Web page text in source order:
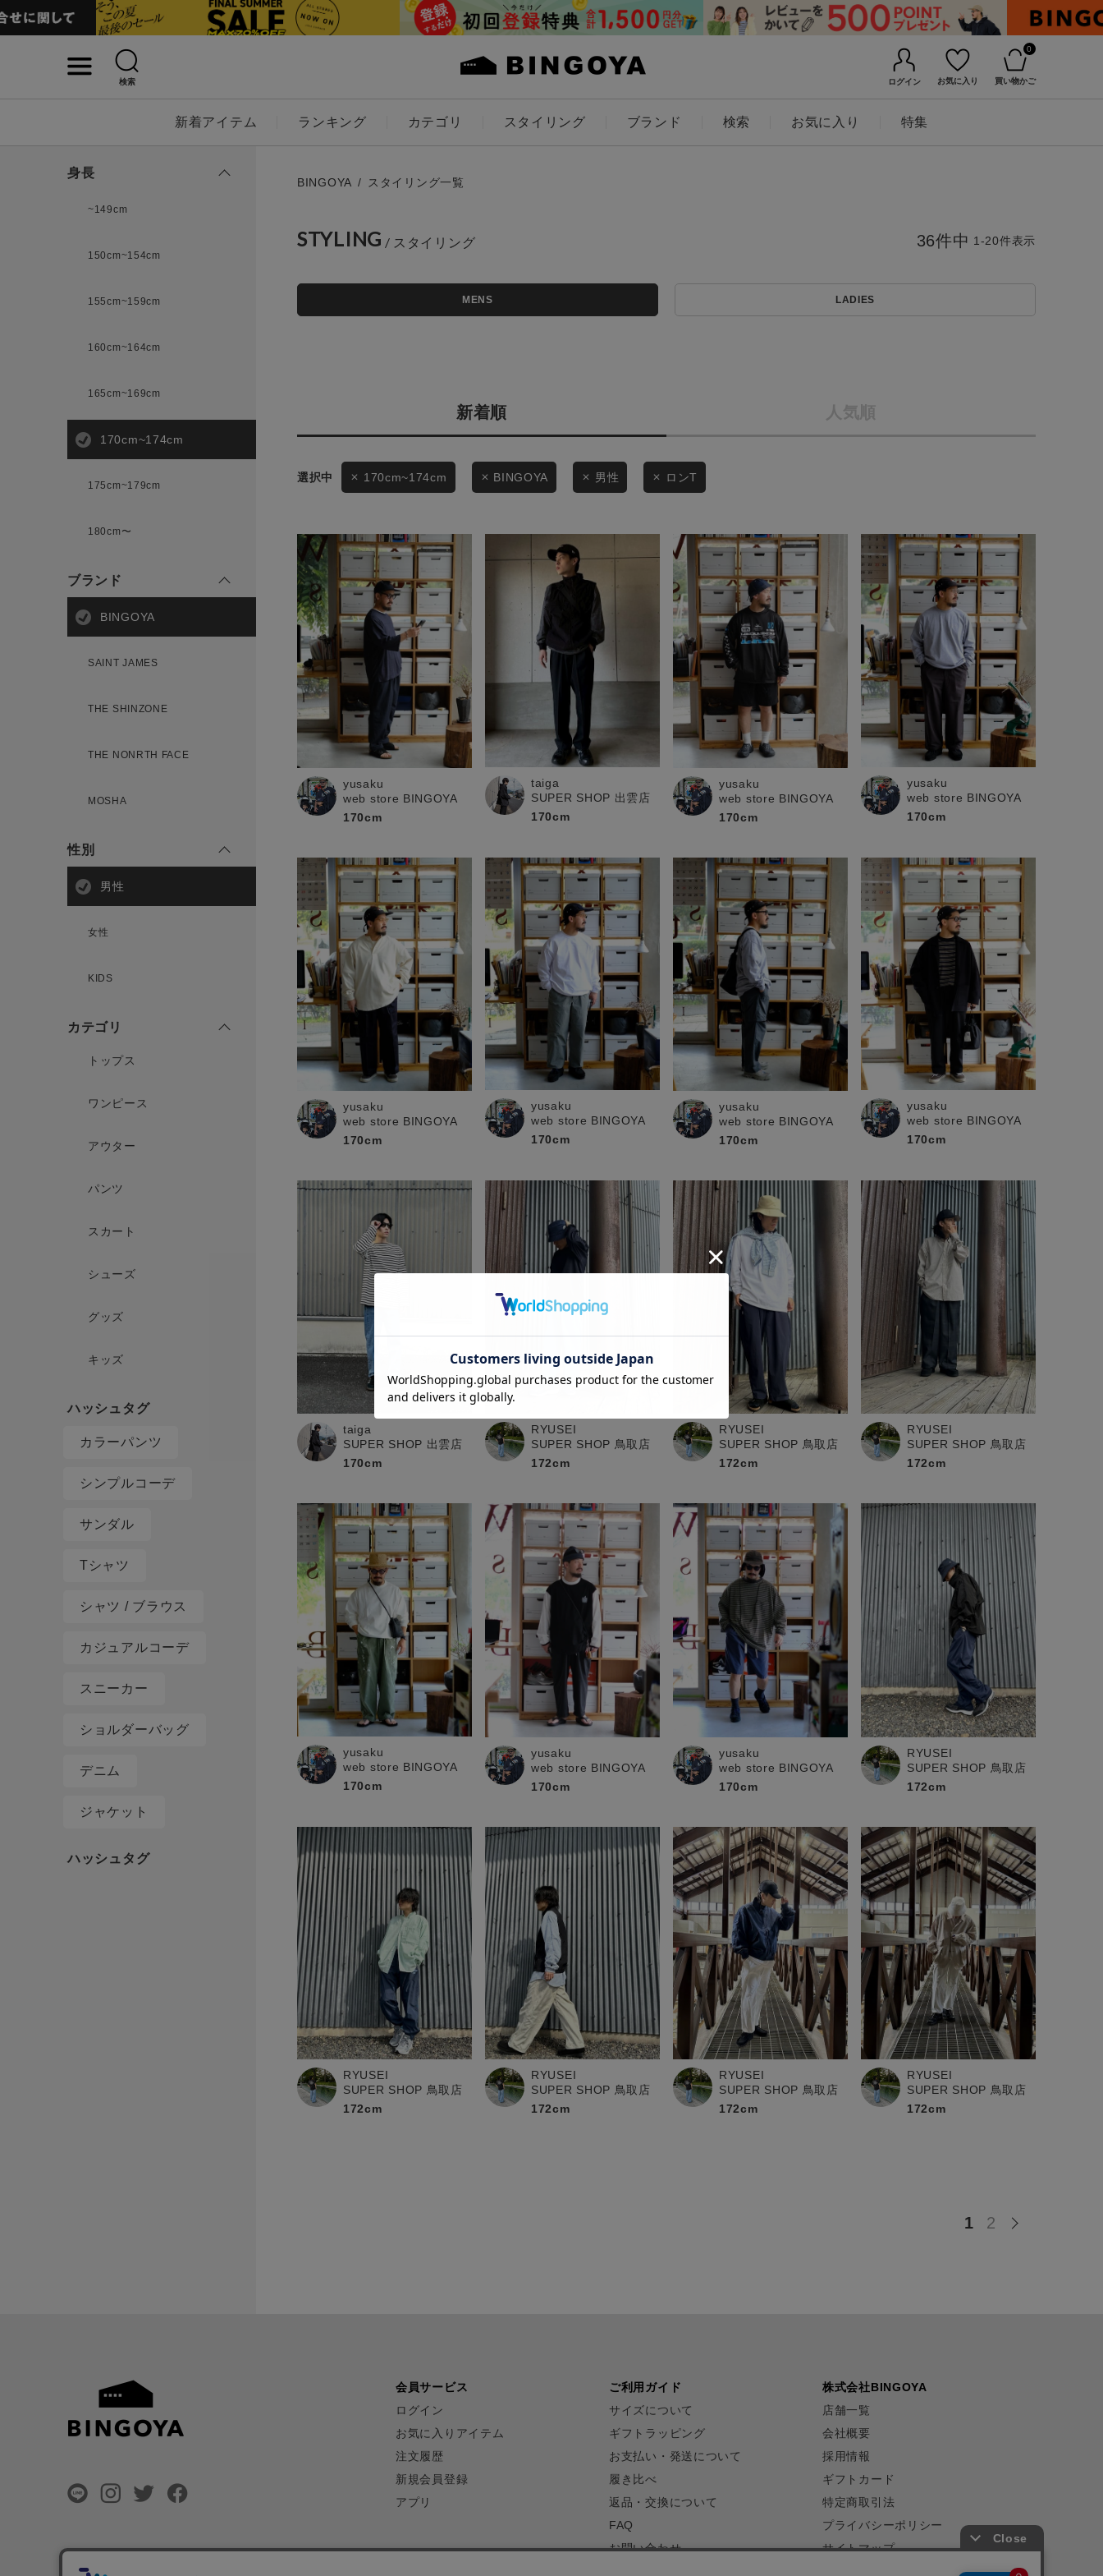
検索 ログイン お気に入り
0
買い物かご
新着アイテム ランキング カテゴリ スタイリング ブランド 検索 お気に入り 特集
条件絞り込み検索
カテゴリから探す
スタイリングから探す
ブランドから探す
履き比べ可能商品から探す
店舗一覧
会社概要
お知らせ・ご利用ガイド
お知らせ
ご利用ガイド
ギフトラッピング
お問い合わせ
BINGOYA
無料公式アプリダウンロード
キーワード
価格
セール価格
在庫
在庫あり 在庫なし含む
この条件で絞り込む
身長
~149cm
150cm~154cm
155cm~159cm
160cm~164cm
165cm~169cm
170cm~174cm
175cm~179cm
180cm〜
ブランド
BINGOYA
SAINT JAMES
THE SHINZONE
THE NONRTH FACE
MOSHA
性別
男性
女性
KIDS
カテゴリ
トップス
ワンピース
アウター
パンツ
スカート
シューズ
グッズ
キッズ
カラーパンツ
シンプルコーデ
サンダル
Tシャツ
シャツ / ブラウス
カジュアルコーデ
スニーカー
ショルダーバッグ
デニム
ジャケット
BINGOYA スタイリング一覧
STYLING
MENS LADIES
新着順 人気順
36件中 1-20件表示
170cm~174cm BINGOYA 男性 ロンT
yusaku
web store BINGOYA
170cm
taiga
SUPER SHOP 出雲店
170cm
yusaku
web store BINGOYA
170cm
yusaku
web store BINGOYA
170cm
yusaku
web store BINGOYA
170cm
yusaku
web store BINGOYA
170cm
yusaku
web store BINGOYA
170cm
yusaku
web store BINGOYA
170cm
taiga
SUPER SHOP 出雲店
170cm
RYUSEI
SUPER SHOP 鳥取店
172cm
RYUSEI
SUPER SHOP 鳥取店
172cm
RYUSEI
SUPER SHOP 鳥取店
172cm
yusaku
web store BINGOYA
170cm
yusaku
web store BINGOYA
170cm
yusaku
web store BINGOYA
170cm
RYUSEI
SUPER SHOP 鳥取店
172cm
RYUSEI
SUPER SHOP 鳥取店
172cm
RYUSEI
SUPER SHOP 鳥取店
172cm
RYUSEI
SUPER SHOP 鳥取店
172cm
RYUSEI
SUPER SHOP 鳥取店
172cm
1 2
会員サービス
ログイン
お気に入りアイテム
注文履歴
新規会員登録
アプリ
ご利用ガイド
サイズについて
ギフトラッピング
お支払い・発送について
履き比べ
返品・交換について
FAQ
お問い合わせ
株式会社BINGOYA
店舗一覧
会社概要
採用情報
ギフトカード
特定商取引法
プライバシーポリシー
サイトマップ